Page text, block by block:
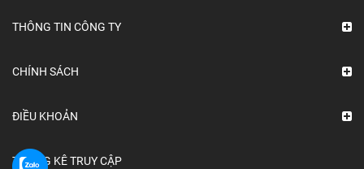
THÔNG TIN CÔNG TY
CHÍNH SÁCH
ĐIỀU KHOẢN
THỐNG KÊ TRUY CẬP